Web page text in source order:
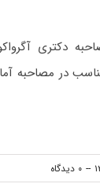
دکتری
در مصاحبه
-- ۰ دیدگاه
on
مصاحبه